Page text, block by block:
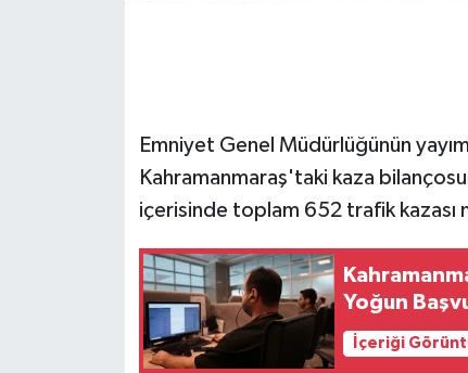
Emniyet Genel Müdürlüğünün
Kahramanmaraş'taki kaza
içerisinde toplam 652 trafik kazası
Yoğun
İçeriği
SEÇİM 2011
BİLİMNET
SİVİL TOPLUM